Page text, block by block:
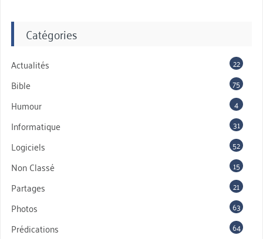
Catégories
Actualités 22
Bible 75
Humour 4
Informatique 31
Logiciels 52
Non Classé 15
Partages 21
Photos 63
Prédications 64